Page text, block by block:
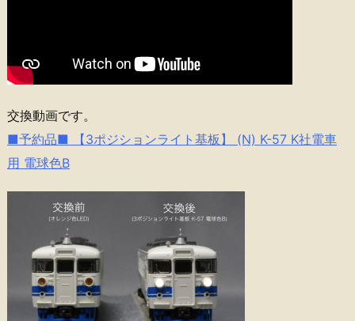
交換動画です。
■予約品■ 【3ポジションライト基板】 (N) K-57 K社電車
用 電球色B